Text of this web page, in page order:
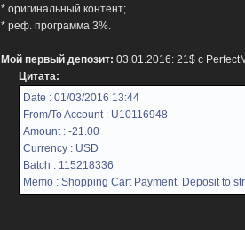
* оригинальный контент;
* реф. программа 3%.
Мой первый депозит: 03.01.2016: 21$ с
Цитата:
Date : 01/03/2016 13:44
From/To Account : U10116948
Amount : -21.00
Currency : USD
Batch : 115218336
Memo : Shopping Cart Payment. Deposit to